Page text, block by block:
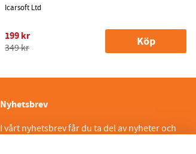
Icarsoft Ltd
199 kr
349 kr Köp
Nyhetsbrev
I vårt nyhetsbrev får du ta del av nyheter och